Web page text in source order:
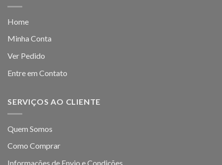
Home
Minha Conta
Ver Pedido
Entre em Contato
SERVIÇOS AO CLIENTE
Quem Somos
Como Comprar
Informações de Envio e Condições